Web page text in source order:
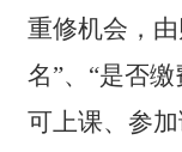
重修机会，
名”、“是否
可上课、参加